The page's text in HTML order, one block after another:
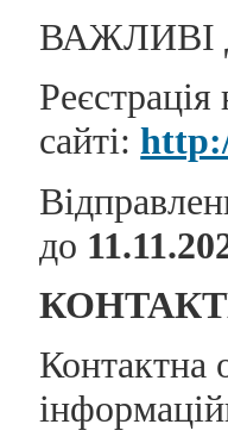
ВАЖЛИВІ
сайті:
до
Контактна